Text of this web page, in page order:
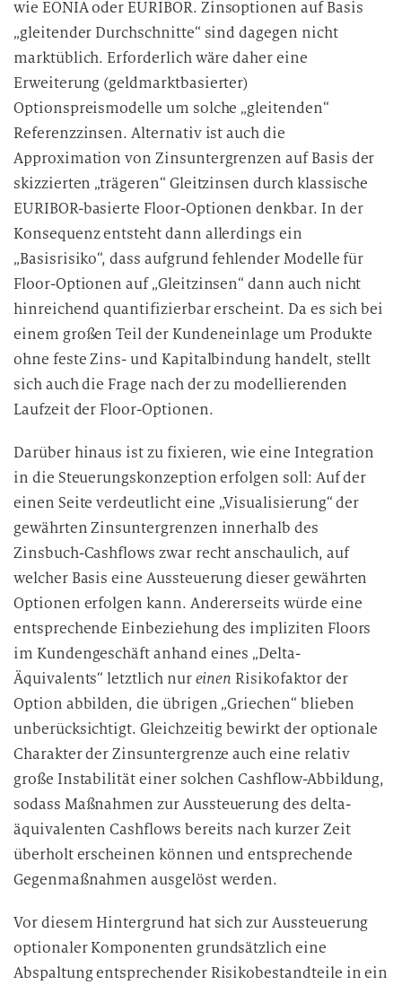
wie EONIA oder EURIBOR. Zinsoptionen auf Basis
„gleitender Durchschnitte“ sind dagegen nicht
marktüblich. Erforderlich wäre daher eine
Erweiterung (geldmarktbasierter)
Optionspreismodelle um solche „gleitenden“
Referenzzinsen. Alternativ ist auch die
Approximation von Zinsuntergrenzen auf Basis der
skizzierten „trägeren“ Gleitzinsen durch klassische
EURIBOR-basierte Floor-Optionen denkbar. In der
Konsequenz entsteht dann allerdings ein
„Basisrisiko“, dass aufgrund fehlender Modelle für
Floor-Optionen auf „Gleitzinsen“ dann auch nicht
hinreichend quantifizierbar erscheint. Da es sich bei
einem großen Teil der Kundeneinlage um Produkte
ohne feste Zins- und Kapitalbindung handelt, stellt
sich auch die Frage nach der zu modellierenden
Laufzeit der Floor-Optionen.
Darüber hinaus ist zu fixieren, wie eine Integration
in die Steuerungskonzeption erfolgen soll: Auf der
einen Seite verdeutlicht eine „Visualisierung“ der
gewährten Zinsuntergrenzen innerhalb des
Zinsbuch-Cashflows zwar recht anschaulich, auf
welcher Basis eine Aussteuerung dieser gewährten
Optionen erfolgen kann. Andererseits würde eine
entsprechende Einbeziehung des impliziten Floors
im Kundengeschäft anhand eines „Delta-
Äquivalents“ letztlich nureinen Risikofaktor der
Option abbilden, die übrigen „Griechen“ blieben
unberücksichtigt. Gleichzeitig bewirkt der optionale
Charakter der Zinsuntergrenze auch eine relativ
große Instabilität einer solchen Cashflow-Abbildung,
sodass Maßnahmen zur Aussteuerung des delta-
äquivalenten Cashflows bereits nach kurzer Zeit
überholt erscheinen können und entsprechende
Gegenmaßnahmen ausgelöst werden.
Vor diesem Hintergrund hat sich zur Aussteuerung
optionaler Komponenten grundsätzlich eine
Abspaltung entsprechender Risikobestandteile in ein